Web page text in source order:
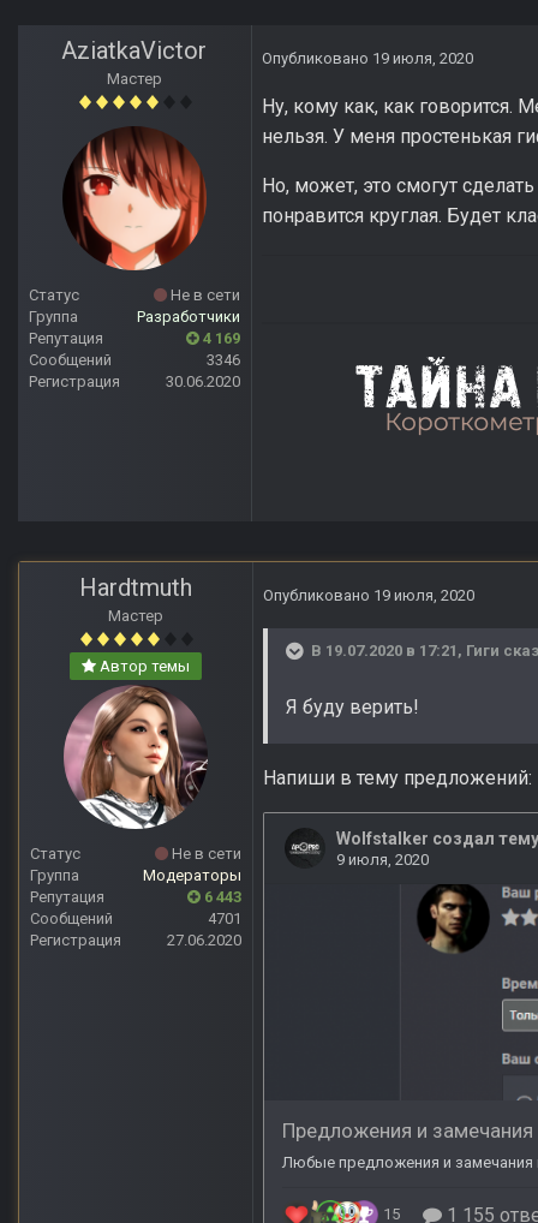
AziatkaVictor
Мастер
Статус
Не в сети
Группа
Разработчики
Репутация
4 169
Сообщений
3346
Регистрация
30.06.2020
Опубликовано 19 июля, 2020
Ну, кому как, как говорится.
нельзя. У меня простенькая
Но, может, это смогут
понравится круглая. Будет
Hardtmuth
Мастер
Автор темы
Статус
Не в сети
Группа
Модераторы
Репутация
6 443
Сообщений
4701
Регистрация
27.06.2020
Опубликовано 19 июля, 2020
В 19.07.2020 в 17:21, Гиги
Я буду верить!
Напиши в тему предложений: